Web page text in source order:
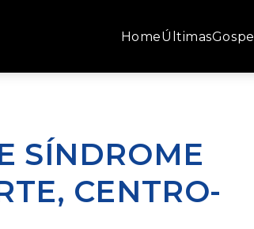
HomeÚltimasGospel
SÍNDROME
CENTRO-